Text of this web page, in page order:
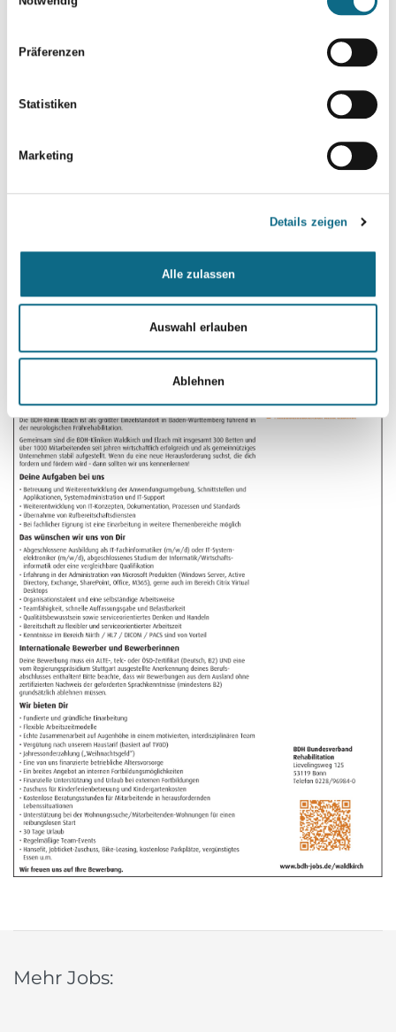
Präferenzen
Statistiken
Marketing
Details zeigen
Alle zulassen
Auswahl erlauben
Ablehnen
Mehr Jobs: